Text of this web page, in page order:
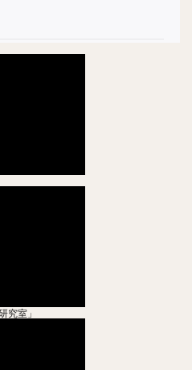
究室」